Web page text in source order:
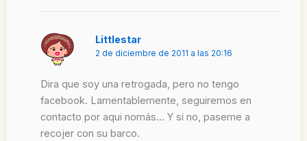
Littlestar
2 de diciembre de 2011 a las 20:16
Dira que soy una retrogada, pero no tengo
facebook. Lamentablemente, seguiremos en
contacto por aqui nomás… Y si no, paseme a
recojer con su barco.